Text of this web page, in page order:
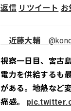
返信 リツイート お
近藤大輔
視察一日目、宮古
電力を供給するも
がある。地熱など
痛感。